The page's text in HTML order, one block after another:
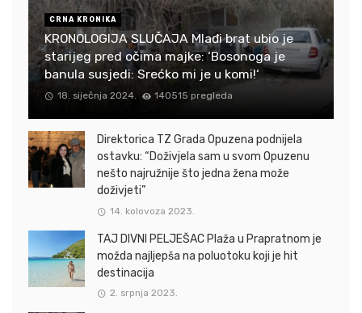
CRNA KRONIKA
KRONOLOGIJA SLUČAJA Mlađi brat ubio je
starijeg pred očima majke: ‘Bosonoga je
banula susjedi: Srećko mi je u komi!‘
18. siječnja 2024. 140515 pregleda
Direktorica TZ Grada Opuzena podnijela
ostavku: “Doživjela sam u svom Opuzenu
nešto najružnije što jedna žena može
doživjeti”
14. kolovoza 2023.
TAJ DIVNI PELJEŠAC Plaža u Prapratnom je
možda najljepša na poluotoku koji je hit
destinacija
2. srpnja 2023.